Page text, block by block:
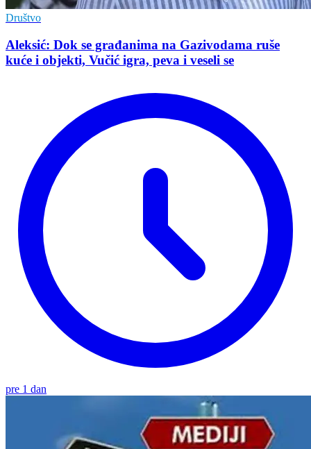
Društvo
Aleksić: Dok se građanima na Gazivodama ruše
kuće i objekti, Vučić igra, peva i veseli se
pre 1 dan